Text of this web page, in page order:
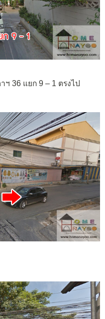
ฯ 36 แยก 9 – 1 ตรงไป